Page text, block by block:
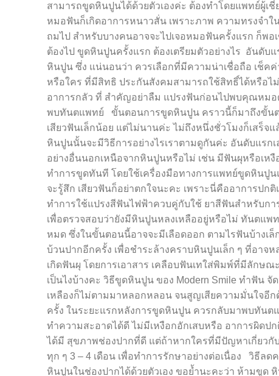
สามารถขูดหินปูนได้ด้วยตัวเองค่ะ ต้องทำโดยแพทย์ผู้
หมอฟันก็เกิดอาการหนาวสั่น เพราะภาพ ความทรงจำ
ถมไป สำหรับบางคนอาจจะไปเจอหมอฟันครั้งแรก ก็พ
ต้องไป ขูดหินปูนครั้งแรก ต้องเตรียมตัวอย่างไร อันดับ
หินปูน ซึ่ง แน่นอนว่า ควรเลือกที่มีความน่าเชื่อถือ เช็ค
หรือใคร ที่มีสิทธิ ประกันสังคมสามารถใช้สิทธิ์ได้หรือไ
อาการกลัว ที่ สำคัญอย่าลืม แปรงฟันก่อนไปพบคุณหมอ
พบทันตแพทย์ ขั้นตอนการขูดหินปูน คราวนี้ก็มาถึงขั้นต
เสียวฟันเล็กน้อย แต่ไม่นานค่ะ ไม่ถึงหนึ่งชั่วโมงก็เสร็จ
หินปูนนั้นจะมีวิธีการอย่างไรเราตามดูกันค่ะ อันดับแร
อย่างอื่นนอกเหนือจากหินปูนหรือไม่ เช่น มีฟันผุหรือเห
ทำการขูดทันที โดยใช้เครื่องมือทางการแพทย์ขูดหินปู
จะรู้สึก เสียวฟันก็อย่าตกใจนะคะ เพราะนี่คืออาการป
ทำการใช้แปรงสีฟันไฟฟ้าควบคู่กับใช้ ยาสีฟันสำหรับก
เพื่อตรวจสอบว่ายังมีหินปูนหลงเหลืออยู่หรือไม่ ทันตแ
หมด ซึ่งในขั้นตอนนี้อาจจะมีเลือดออก ตามไรฟันบ้างเ
บ้วนปากอีกครั้ง เพื่อชำระล้างคราบหินปูนเล็ก ๆ ที่อาจ
เกิดฟันผุ โดยการเอาสาร เคลือบฟันเทใส่พิมพ์ที่มีลักษ
เป็นไงบ้างคะ วิธีขูดหินปูน ของ Modern Smile ทำฟัน
เหลืองก็ไม่ตามมาหลอกหลอน จนสูญเสียความมั่นใจ
ครั้ง ในระยะแรกหลังการขูดหินปูน ควรกลับมาพบทันต
ทำความสะอาดได้ดี ไม่มีเหงือกอักเสบหรือ อาการผิดป
ได้มี สุขภาพช่องปากที่ดี แต่ถ้าหากใครที่มีปัญหาเกี่ยว
ทุก ๆ 3 – 4 เดือน เพื่อทำการรักษาอย่างต่อเนื่อง วิธีล
หินปูนในช่องปากได้ด้วยตัวเอง ขอย้ำนะคะว่า ห้ามขูด